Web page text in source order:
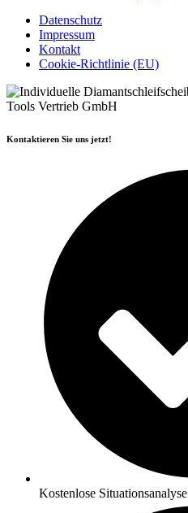
Datenschutz
Impressum
Kontakt
Cookie-Richtlinie (EU)
Kontaktieren Sie uns jetzt!
Kostenlose Situationsanalyse